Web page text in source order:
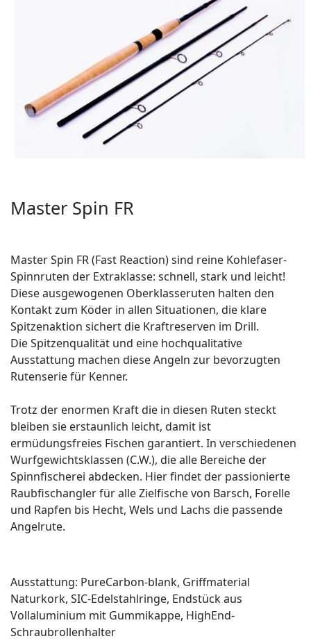
Master Spin FR
Master Spin FR (Fast Reaction) sind reine Kohlefaser-
Spinnruten der Extraklasse: schnell, stark und leicht!
Diese ausgewogenen Oberklasseruten halten den
Kontakt zum Köder in allen Situationen, die klare
Spitzenaktion sichert die Kraftreserven im Drill.
Die Spitzenqualität und eine hochqualitative
Ausstattung machen diese Angeln zur bevorzugten
Rutenserie für Kenner.
Trotz der enormen Kraft die in diesen Ruten steckt
bleiben sie erstaunlich leicht, damit ist
ermüdungsfreies Fischen garantiert. In verschiedenen
Wurfgewichtsklassen (C.W.), die alle Bereiche der
Spinnfischerei abdecken. Hier findet der passionierte
Raubfischangler für alle Zielfische von Barsch, Forelle
und Rapfen bis Hecht, Wels und Lachs die passende
Angelrute.
Ausstattung: PureCarbon-blank, Griffmaterial
Naturkork, SIC-Edelstahlringe, Endstück aus
Vollaluminium mit Gummikappe, HighEnd-
Schraubrollenhalter